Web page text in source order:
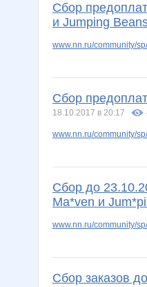
adgidan
Сбор
и Jumping
www.nn.ru/community/
Сбор
18.10.2017 в 20:17
www.nn.ru/community/
Сбор до
Ma*ven и
www.nn.ru/community/
Сбор заказов